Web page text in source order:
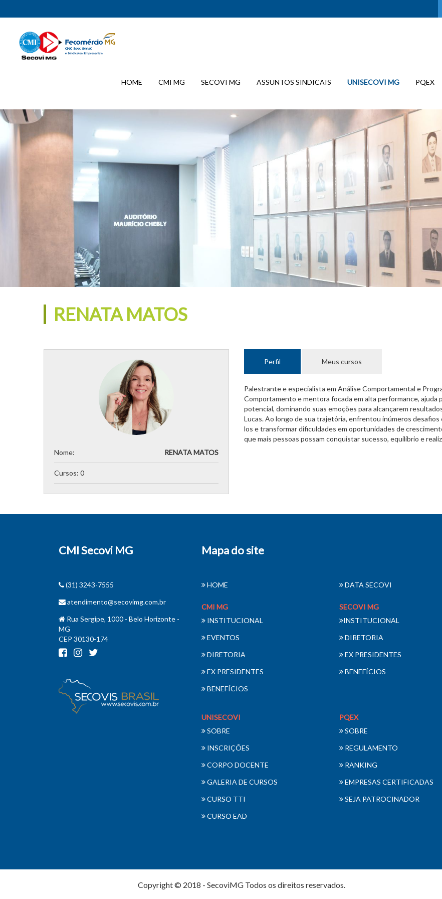
HOME CMI MG SECOVI MG ASSUNTOS SINDICAIS UNISECOVI MG PQEX
RENATA MATOS
Nome: RENATA MATOS
Cursos: 0
Perfil Meus cursos
Palestrante e especialista em Análise Comportamental e
Comportamento e mentora focada em alta performance,
potencial, dominando suas emoções para alcançarem
Lucas. Ao longo de sua trajetória, enfrentou inúmeros
los e transformar dificuldades em oportunidades de
que mais pessoas possam conquistar sucesso, equilíbrio e
CMI Secovi MG
(31) 3243-7555
atendimento@secovimg.com.br
Rua Sergipe, 1000 - Belo Horizonte -
MG
CEP 30130-174
Mapa do site
HOME DATA SECOVI
CMI MG
INSTITUCIONAL
EVENTOS
DIRETORIA
EX PRESIDENTES
BENEFÍCIOS
SECOVI MG
INSTITUCIONAL
DIRETORIA
EX PRESIDENTES
BENEFÍCIOS
UNISECOVI
SOBRE
INSCRIÇÕES
CORPO DOCENTE
GALERIA DE CURSOS
CURSO TTI
CURSO EAD
PQEX
SOBRE
REGULAMENTO
RANKING
EMPRESAS CERTIFICADAS
SEJA PATROCINADOR
Copyright © 2018 - SecoviMG Todos os direitos reservados.